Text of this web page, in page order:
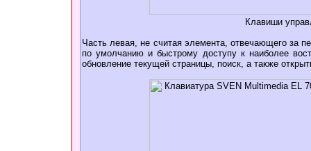
Клавиши
Часть левая, не считая элемента, отвечающего за
по умолчанию и быстрому доступу к наиболее
обновление текущей страницы, поиск, а также